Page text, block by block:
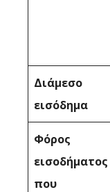
Διάμεσο
εισόδημα
Φόρος
εισοδήματος
που